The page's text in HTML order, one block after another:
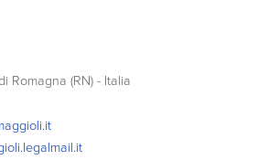
Romagna (RN) - Italia